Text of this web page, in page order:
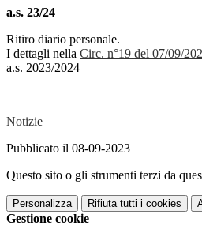
a.s. 23/24
Ritiro diario personale.
I dettagli nella Circ. n°19 del 07/09/
a.s. 2023/2024
Notizie
Pubblicato il 08-09-2023
Questo sito o gli strumenti terzi da
Personalizza Rifiuta tutti i cookies
Gestione cookie